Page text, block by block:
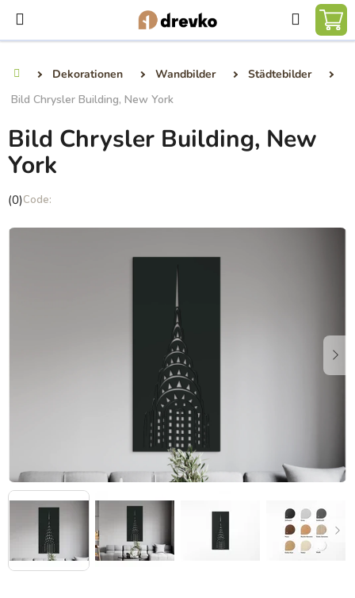
Inhalt
springen
Suchen
Dekorationen Wandbilder
Städtebilder
Bild Chrysler Building, New York
Bild Chrysler Building, New
York
Die
Produktbewertung
(0)